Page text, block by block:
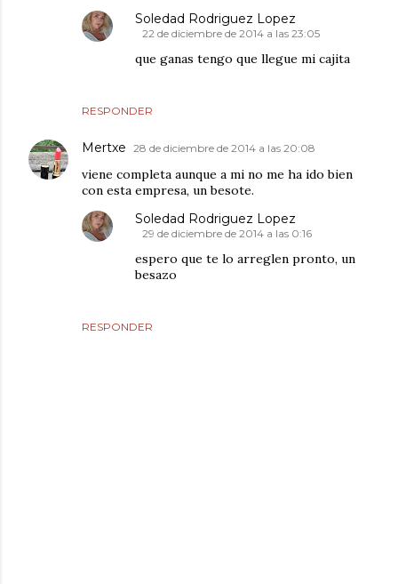
RESPONDER
Soledad Rodriguez Lopez
22 de diciembre de 2014 a las 23:05
que ganas tengo que llegue mi cajita
Mertxe 28 de diciembre de 2014 a las 20:08
viene completa aunque a mi no me ha ido bien
con esta empresa, un besote.
RESPONDER
Soledad Rodriguez Lopez
29 de diciembre de 2014 a las 0:16
espero que te lo arreglen pronto, un
besazo